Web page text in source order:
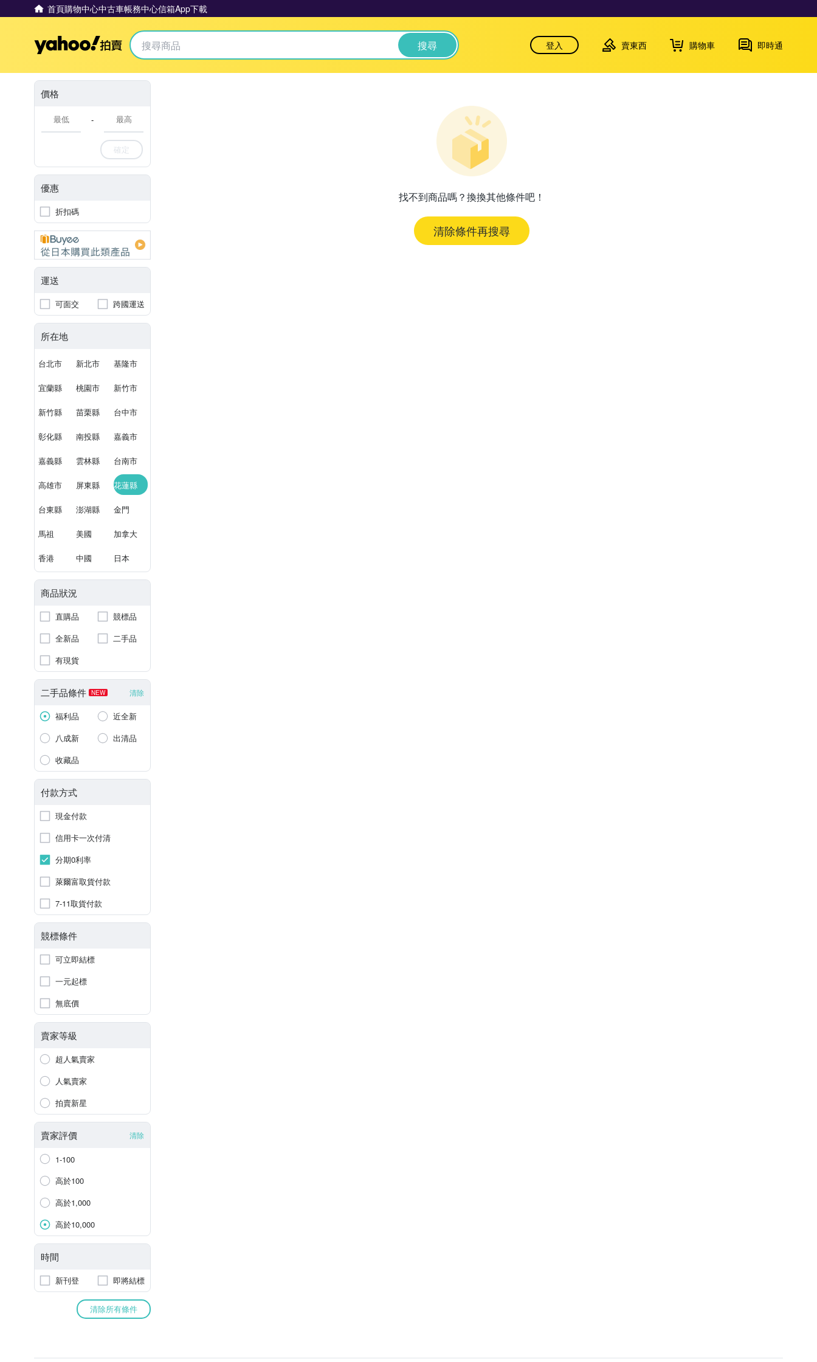
首頁購物中心中古車帳務中心信箱App下載
Yahoo拍賣 搜尋 登入 賣東西 購物車 即時通
價格
-
確定
優惠
折扣碼
運送
可面交 跨國運送
所在地
台北市 新北市 基隆市
宜蘭縣 桃園市 新竹市
新竹縣 苗栗縣 台中市
彰化縣 南投縣 嘉義市
嘉義縣 雲林縣 台南市
高雄市 屏東縣 花蓮縣
台東縣 澎湖縣 金門
馬祖 美國 加拿大
香港 中國 日本
商品狀況
直購品
競標品
全新品
二手品
有現貨
二手品條件 NEW 清除
福利品
近全新
八成新
出清品
收藏品
付款方式
現金付款
信用卡一次付清
分期0利率
萊爾富取貨付款
7-11取貨付款
競標條件
可立即結標
一元起標
無底價
賣家等級
超人氣賣家
人氣賣家
拍賣新星
賣家評價 清除
1-100
高於100
高於1,000
高於10,000
時間
新刊登 即將結標
清除所有條件
找不到商品嗎？換換其他條件吧！
清除條件再搜尋